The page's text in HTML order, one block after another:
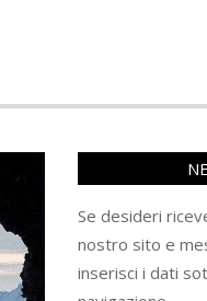
Se desideri
nostro sito e
inserisci i dati